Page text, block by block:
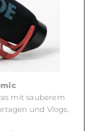
mit sauberem
und Vlogs.